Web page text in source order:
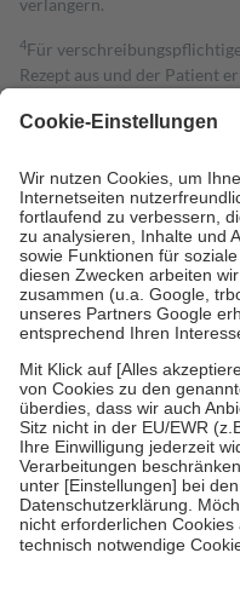
verlängern.
4Für
Rezept aus und der Patient
Kosten dafür, der
Grundsätzlich leisten
Prozent des Abgabepreises,
höchstens zehn Euro.Es sind
Kosten der Leistung zu
Diese Regeln gelten
Bei Heilmitteln und
Zuzahlung zehn Prozent der
Um das Engagement der
stärken und die besondere
fallenkeine Zuzahlungen an
• Kindern und Jugendlichen
mit Ausnahme der
• Untersuchungen zur
GKV getragen werden
• empfohlenen